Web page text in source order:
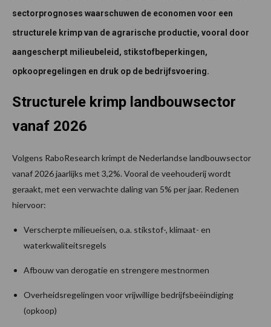
sectorprognoses waarschuwen de economen voor een
structurele krimp van de agrarische productie, vooral door
aangescherpt milieubeleid, stikstofbeperkingen,
opkoopregelingen en druk op de bedrijfsvoering.
Structurele krimp landbouwsector
vanaf 2026
Volgens RaboResearch krimpt de Nederlandse landbouwsector
vanaf 2026 jaarlijks met 3,2%. Vooral de veehouderij wordt
geraakt, met een verwachte daling van 5% per jaar. Redenen
hiervoor:
Verscherpte milieueisen, o.a. stikstof-, klimaat- en
waterkwaliteitsregels
Afbouw van derogatie en strengere mestnormen
Overheidsregelingen voor vrijwillige bedrijfsbeëindiging
(opkoop)